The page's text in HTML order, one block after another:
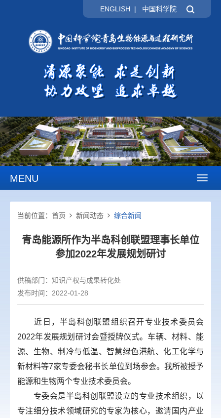
ENGLISH | 中国科学院
MENU
当前位置： 首页 新闻动态 综合新闻
青岛能源所作为半岛科创联盟理事长单位
参加2022年发展规划研讨
供稿部门： 知识产权与成果转化处
发布时间：2022-01-28
近日，半岛科创联盟组织召开专业技术委员会
2022年发展规划研讨会暨授牌仪式。车辆、材料、能
源、生物、制冷与低温、智慧绿色港航、化工化学与
新材料等7家专委会秘书长单位到场参会。我所被授予
能源和生物两个专业技术委员会。
专委会是半岛科创联盟设立的专业技术组织，以
专注细分技术领域研究的专家为核心，邀请国内产业